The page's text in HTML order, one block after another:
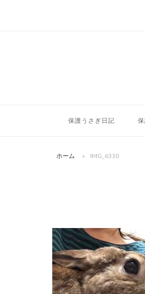
保護うさぎ日記
ホーム » IMG_6310